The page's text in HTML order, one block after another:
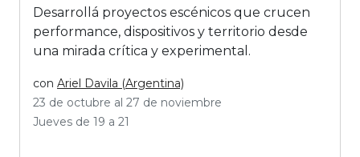
Desarrollá proyectos escénicos que crucen
performance, dispositivos y territorio desde
una mirada crítica y experimental.
con Ariel Davila (Argentina)
23 de octubre al 27 de noviembre
Jueves de 19 a 21